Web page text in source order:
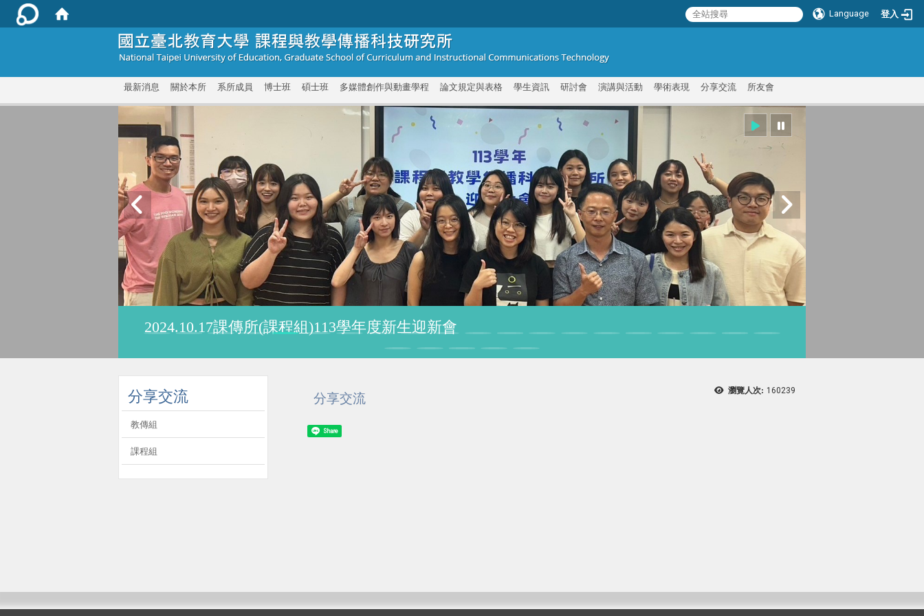
Language 登入
最新消息 關於本所 系所成員 博士班 碩士班 多媒體創作與動畫學程 論文規定與表格 學生資訊 研討會 演講與活動 學術表現 分享交流 所友會
2024.10.17課傳所(課程組)113學年度新生迎新會
分享交流
教傳組
課程組
瀏覽人次: 160239
分享交流
Share